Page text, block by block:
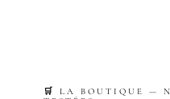
🛒 LA BOUTIQUE —